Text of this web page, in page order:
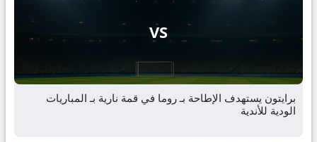
VS
برايتون يستهدف الإطاحة بـ روما في قمة نارية بـ المباريات
الودية للأندية